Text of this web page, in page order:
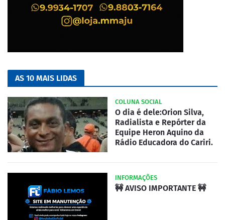
AS 10 MAIS LIDAS
COLUNA SOCIAL
O dia é dele:Orion Silva,
Radialista e Repórter da
Equipe Heron Aquino da
Rádio Educadora do Cariri.
INFORMAÇÕES
🚧 AVISO IMPORTANTE 🚧